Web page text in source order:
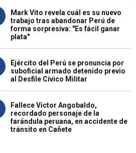
Mark Vito revela cuál es su nuevo
trabajo tras abandonar Perú de
forma sorpresiva: "Es fácil ganar
plata"
Ejército del Perú se pronuncia por
suboficial armado detenido previo
al Desfile Cívico Militar
Fallece Víctor Angobaldo,
recordado personaje de la
farándula peruana, en accidente de
tránsito en Cañete